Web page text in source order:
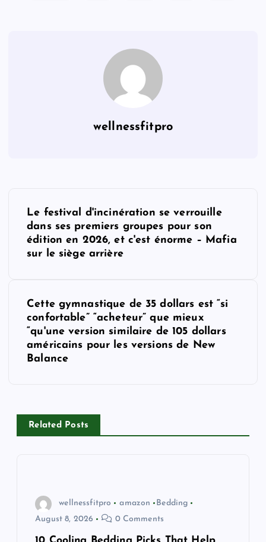
wellnessfitpro
g
Le festival d'incinération se verrouille
dans ses premiers groupes pour son
édition en 2026, et c'est énorme – Mafia
sur le siège arrière
Cette gymnastique de 35 dollars est “si
confortable” “acheteur” que mieux
“qu'une version similaire de 105 dollars
américains pour les versions de New
Balance
Related Posts
wellnessfitpro amazon
Bedding
August 8, 2026
0 Comments